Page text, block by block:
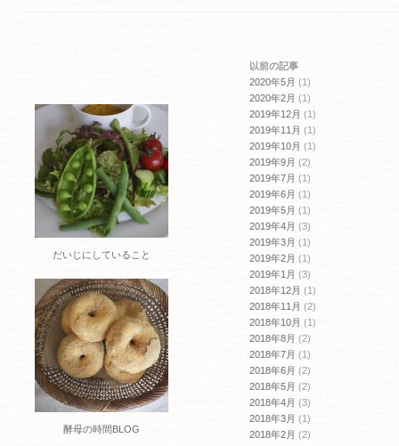
だいじにしていること
酵母の時間BLOG
以前の記事
2020年5月 (1)
2020年2月 (1)
2019年12月 (1)
2019年11月 (1)
2019年10月 (1)
2019年9月 (2)
2019年7月 (1)
2019年6月 (1)
2019年5月 (1)
2019年4月 (3)
2019年3月 (1)
2019年2月 (1)
2019年1月 (3)
2018年12月 (1)
2018年11月 (2)
2018年10月 (1)
2018年8月 (2)
2018年7月 (1)
2018年6月 (2)
2018年5月 (2)
2018年4月 (3)
2018年3月 (1)
2018年2月 (2)